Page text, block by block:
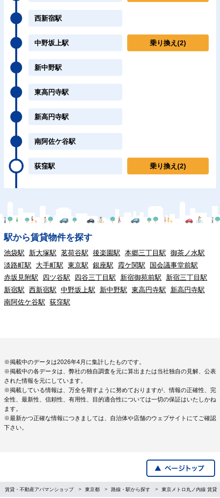
西新宿駅
中野坂上駅 乗り換え (2)
新中野駅
東高円寺駅
新高円寺駅
南阿佐ケ谷駅
荻窪駅 乗り換え (2)
駅から賃貸物件を探す
池袋駅 新大塚駅 茗荷谷駅 後楽園駅 本郷三丁目駅
御茶ノ水駅
淡路町駅
大手町駅 東京駅 銀座駅 霞ケ関駅
国会議事堂前駅
赤坂見附駅
四ツ谷駅 四谷三丁目駅 新宿御苑前駅
新宿三丁目駅
新宿駅
西新宿駅 中野坂上駅 新中野駅 東高円寺駅
新高円寺駅
南阿佐ケ谷駅
荻窪駅
※掲載中のデータは2026年4月に集計したものです。
※掲載中の各データは、弊社の独自調査を元に算出または当社独自の見解、公表
された情報を元にしています。
※掲載している情報は、万全を期すように努めておりますが、情報の正確性、完
全性、最新性、信頼性、有用性、目的適合性については一切の保証はいたしかね
ます。
※最新かつ正確な情報につきましては、自治体や店舗のウェブサイトにてご確認
下さい。
賃貸・不動産アパマンショップ 東京都 路線・駅から探す 東京メトロ丸ノ内線 賃貸